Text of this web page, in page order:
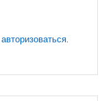
авторизоваться.